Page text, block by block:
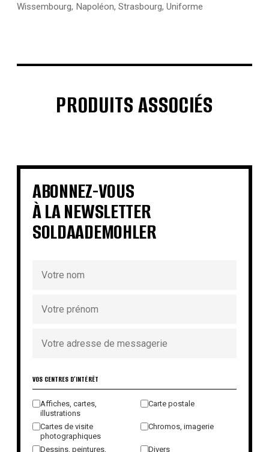
Wissembourg, Napoléon, Strasbourg, Uniforme
PRODUITS ASSOCIÉS
€ €
€ €
€
€ €
ABONNEZ-VOUS
À LA NEWSLETTER
SOLDAADEMOHLER
VOS CENTRES D'INTÉRÊT
Affiches, cartes,
illustrations
Carte postale
Cartes de visite
photographiques
Chromos, imagerie
Dessins, peintures, Divers